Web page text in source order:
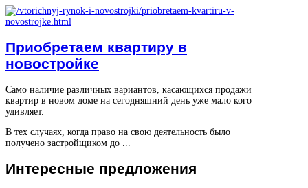
Приобретаем квартиру в
новостройке
Само наличие различных вариантов, касающихся продажи
квартир в новом доме на сегодняшний день уже мало кого
удивляет.
В тех случаях, когда право на свою деятельность было
получено застройщиком до ...
Интересные предложения